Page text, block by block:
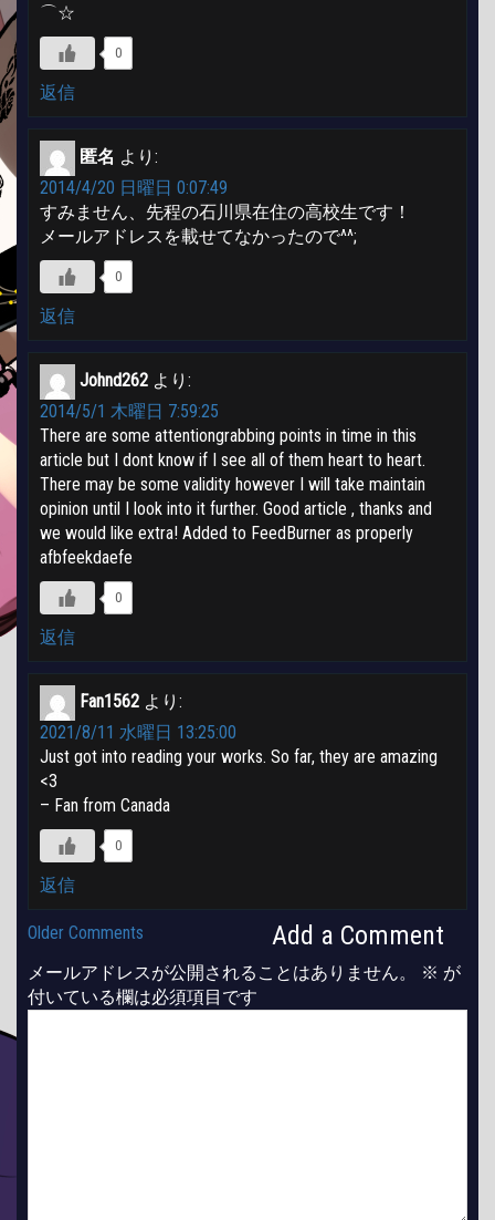
⌒☆
0
返信
匿名 より:
2014/4/20 日曜日 0:07:49
すみません、先程の石川県在住の高校生です！
メールアドレスを載せてなかったので^^;
0
返信
Johnd262 より:
2014/5/1 木曜日 7:59:25
There are some attentiongrabbing points in time in this
article but I dont know if I see all of them heart to heart.
There may be some validity however I will take maintain
opinion until I look into it further. Good article , thanks and
we would like extra! Added to FeedBurner as properly
afbfeekdaefe
0
返信
Fan1562 より:
2021/8/11 水曜日 13:25:00
Just got into reading your works. So far, they are amazing
<3
– Fan from Canada
0
返信
Comment
navigation
Older Comments Add a Comment
メールアドレスが公開されることはありません。 ※ が
付いている欄は必須項目です